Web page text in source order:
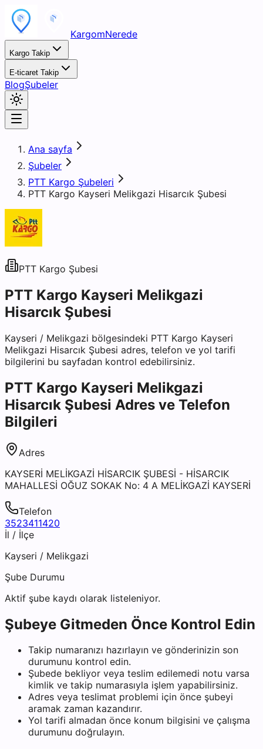
KargomNerede
Kargo Takip
E-ticaret Takip
BlogŞubeler
Ana sayfa
Şubeler
PTT Kargo Şubeleri
PTT Kargo Kayseri Melikgazi Hisarcık Şubesi
PTT Kargo Şubesi
PTT Kargo Kayseri Melikgazi
Hisarcık Şubesi
Kayseri / Melikgazi bölgesindeki PTT Kargo Kayseri
Melikgazi Hisarcık Şubesi adres, telefon ve yol tarifi
bilgilerini bu sayfadan kontrol edebilirsiniz.
PTT Kargo Kayseri Melikgazi
Hisarcık Şubesi Adres ve Telefon
Bilgileri
Adres
KAYSERİ MELİKGAZİ HİSARCIK ŞUBESİ - HİSARCIK
MAHALLESİ OĞUZ SOKAK No: 4 A MELİKGAZİ KAYSERİ
Telefon
3523411420
İl / İlçe
Kayseri / Melikgazi
Şube Durumu
Aktif şube kaydı olarak listeleniyor.
Şubeye Gitmeden Önce Kontrol Edin
Takip numaranızı hazırlayın ve gönderinizin son
durumunu kontrol edin.
Şubede bekliyor veya teslim edilemedi notu varsa
kimlik ve takip numarasıyla işlem yapabilirsiniz.
Adres veya teslimat problemi için önce şubeyi
aramak zaman kazandırır.
Yol tarifi almadan önce konum bilgisini ve çalışma
durumunu doğrulayın.